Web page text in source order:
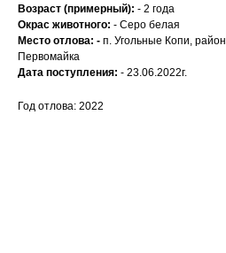
Возраст (примерный): - 2 года
Окрас животного: - Серо белая
Место отлова: - п. Угольные Копи, район
Первомайка
Дата поступления: - 23.06.2022г.
Год отлова: 2022